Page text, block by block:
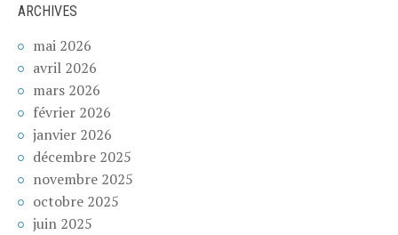
ARCHIVES
mai 2026
avril 2026
mars 2026
février 2026
janvier 2026
décembre 2025
novembre 2025
octobre 2025
juin 2025